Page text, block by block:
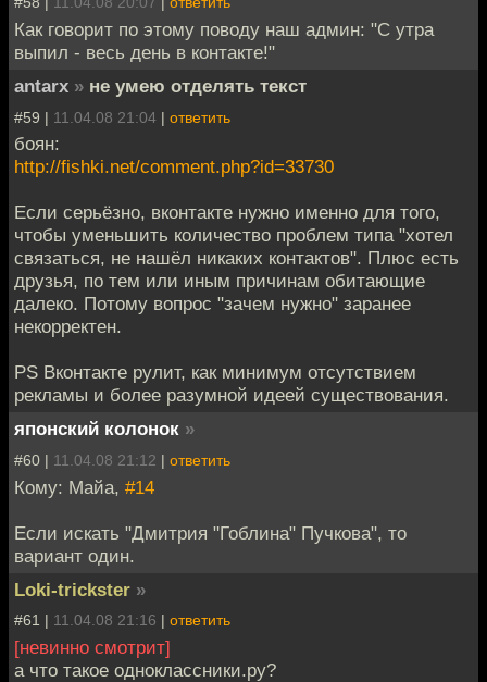
Как говорит по этому поводу наш админ: "С утра
выпил - весь день в контакте!"
antarx » не умею отделять текст
#59 | 11.04.08 21:04 | ответить
боян:
http://fishki.net/comment.php?id=33730
Если серьёзно, вконтакте нужно именно для того,
чтобы уменьшить количество проблем типа "хотел
связаться, не нашёл никаких контактов". Плюс есть
друзья, по тем или иным причинам обитающие
далеко. Потому вопрос "зачем нужно" заранее
некорректен.
PS Вконтакте рулит, как минимум отсутствием
рекламы и более разумной идеей существования.
японский колонок »
#60 | 11.04.08 21:12 | ответить
Кому: Майа, #14
Если искать "Дмитрия "Гоблина" Пучкова", то
вариант один.
Loki-trickster »
#61 | 11.04.08 21:16 | ответить
[невинно смотрит]
а что такое одноклассники.ру?